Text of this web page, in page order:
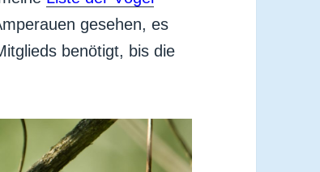
gesehen, es
benötigt, bis die